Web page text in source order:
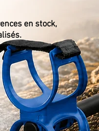
en stock,